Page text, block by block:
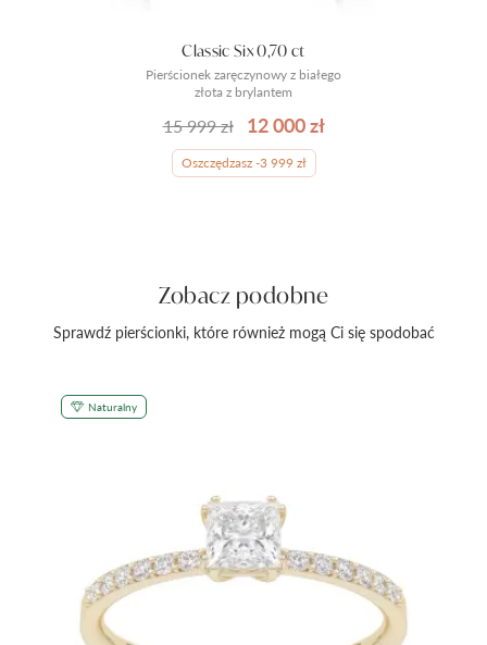
Pierścionek zaręczynowy z białego
złota z brylantem
Classic Six 0,70 ct
15 999 zł 12 000 zł
Oszczędzasz -3 999 zł
Zobacz podobne
Sprawdź pierścionki, które również mogą Ci się spodobać
Naturalny